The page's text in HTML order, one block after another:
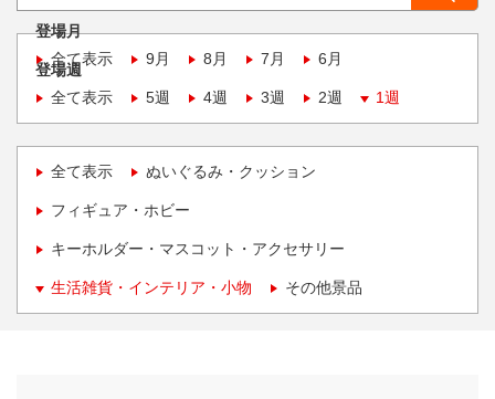
登場月
全て表示
9月 8月 7月 6月
登場週
全て表示
5週 4週 3週 2週 1週
全て表示 ぬいぐるみ・クッション
フィギュア・ホビー
キーホルダー・マスコット・アクセサリー
生活雑貨・インテリア・小物 その他景品